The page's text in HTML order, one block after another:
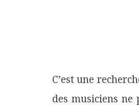
C’est une
des musiciens